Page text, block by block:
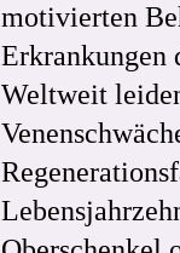
motivierten
Erkrankungen
Weltweit